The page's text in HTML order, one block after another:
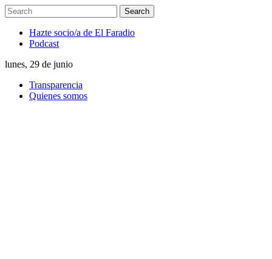
Hazte socio/a de El Faradio
Podcast
lunes, 29 de junio
Transparencia
Quienes somos